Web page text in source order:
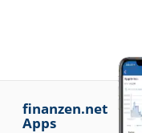
finanzen.net
Apps